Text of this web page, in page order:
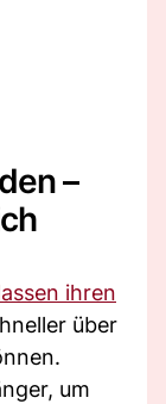
–
ihren
über
um